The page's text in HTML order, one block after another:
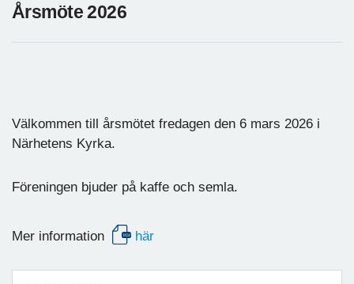
Årsmöte 2026
Välkommen till årsmötet fredagen den 6 mars 2026 i
Närhetens Kyrka.
Föreningen bjuder på kaffe och semla.
Mer information här